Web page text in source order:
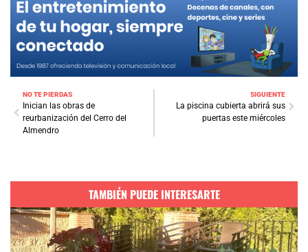
NO TE PIERDAS
Inician las obras de
reurbanización del Cerro del
Almendro
SIGUIENTE
La piscina cubierta abrirá sus
puertas este miércoles
TAMBIÉN PUEDE INTERESARTE